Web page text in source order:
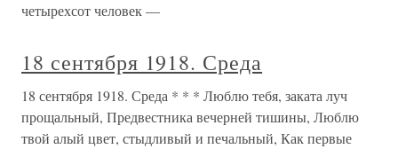
четырехсот человек —
18 сентября 1918. Среда
18 сентября 1918. Среда * * * Люблю тебя, заката луч
прощальный, Предвестника вечерней тишины, Люблю
твой алый цвет, стыдливый и печальный, Как первые